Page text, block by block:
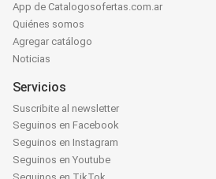
App de Catalogosofertas.com.ar
Quiénes somos
Agregar catálogo
Noticias
Servicios
Suscribite al newsletter
Seguinos en Facebook
Seguinos en Instagram
Seguinos en Youtube